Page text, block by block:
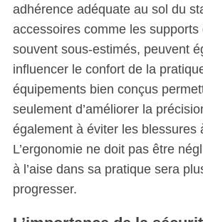
adhérence adéquate au sol du
accessoires comme les supports
souvent sous-estimés, peuvent
influencer le confort de la
équipements bien conçus
seulement d’améliorer la
également à éviter les blessures
L’ergonomie ne doit pas être
à l’aise dans sa pratique sera
progresser.
S
a
r
c
h